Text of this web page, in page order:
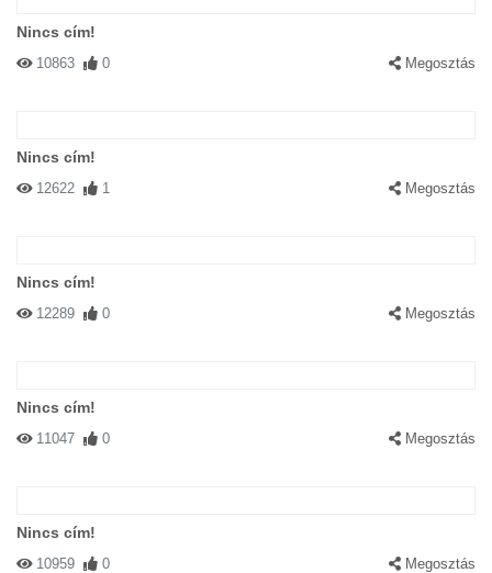
Nincs cím!
10863 0 Megosztás
Nincs cím!
12622 1 Megosztás
Nincs cím!
12289 0 Megosztás
Nincs cím!
11047 0 Megosztás
Nincs cím!
10959 0 Megosztás